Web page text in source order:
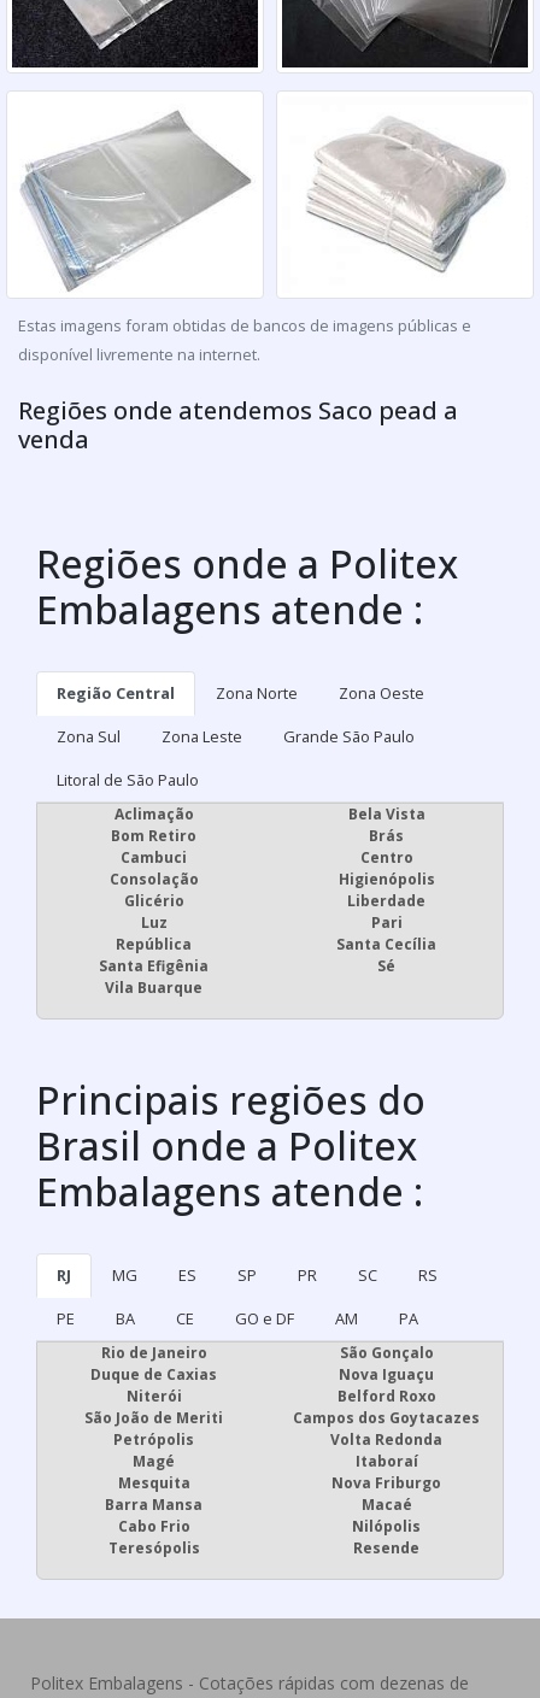
Estas imagens foram obtidas de bancos de imagens públicas e
disponível livremente na internet.
Regiões onde atendemos Saco pead a
venda
Regiões onde a Politex
Embalagens atende :
Região Central Zona Norte
Zona Oeste
Zona Sul
Zona Leste
Grande São Paulo
Litoral de São Paulo
Aclimação
Bela Vista
Bom Retiro
Brás
Cambuci
Centro
Consolação
Higienópolis
Glicério
Liberdade
Luz
Pari
República
Santa Cecília
Santa Efigênia
Sé
Vila Buarque
Principais regiões do
Brasil onde a Politex
Embalagens atende :
RJ MG ES SP PR SC
RS
PE
BA CE GO e DF AM PA
Rio de Janeiro
São Gonçalo
Duque de Caxias
Nova Iguaçu
Niterói
Belford Roxo
São João de Meriti
Campos dos Goytacazes
Petrópolis
Volta Redonda
Magé
Itaboraí
Mesquita
Nova Friburgo
Barra Mansa
Macaé
Cabo Frio
Nilópolis
Teresópolis
Resende
Politex Embalagens - Cotações rápidas com dezenas de